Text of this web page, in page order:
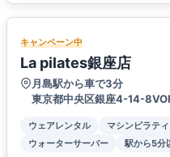
キャンペーン中
La pilates銀座店
月島駅から車で3分
東京都中央区銀座4-14-
ウェアレンタル マシンピラテ
ウォーターサーバー
駅から5分